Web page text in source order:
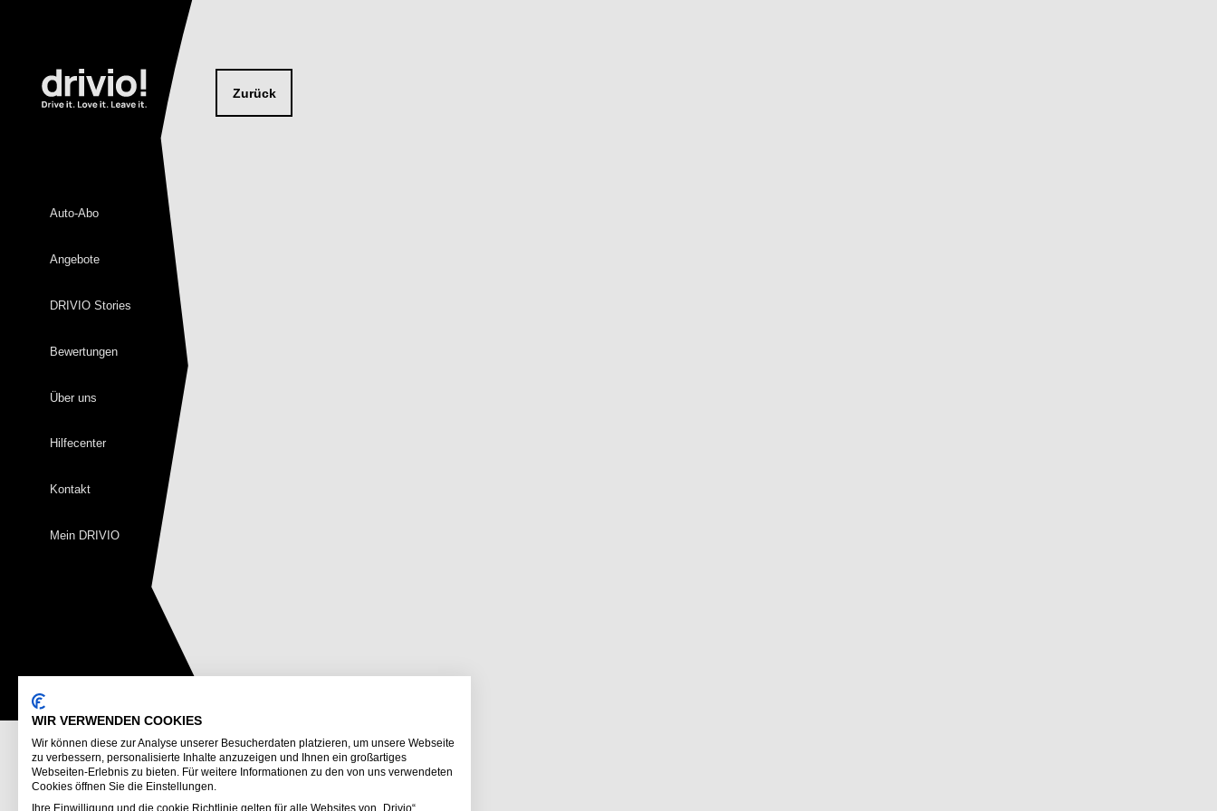
Auto-Abo
Angebote
DRIVIO Stories
Bewertungen
Über uns
Hilfecenter
Kontakt
Mein DRIVIO
Zurück
WIR VERWENDEN COOKIES
Wir können diese zur Analyse unserer Besucherdaten platzieren, um unsere Webseite
zu verbessern, personalisierte Inhalte anzuzeigen und Ihnen ein großartiges
Webseiten-Erlebnis zu bieten. Für weitere Informationen zu den von uns verwendeten
Cookies öffnen Sie die Einstellungen.
Ihre Einwilligung und die cookie Richtlinie gelten für alle Websites von „Drivio“,